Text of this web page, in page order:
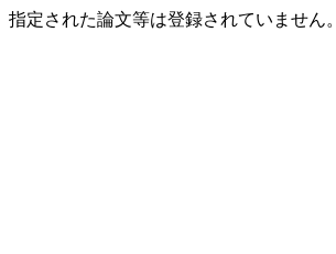
指定された論文等は登録されていません。